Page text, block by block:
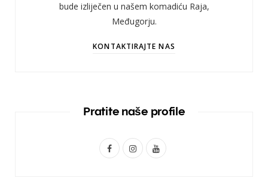
bude izliječen u našem komadiću Raja,
Međugorju.
KONTAKTIRAJTE NAS
Pratite naše profile
F
I
Y